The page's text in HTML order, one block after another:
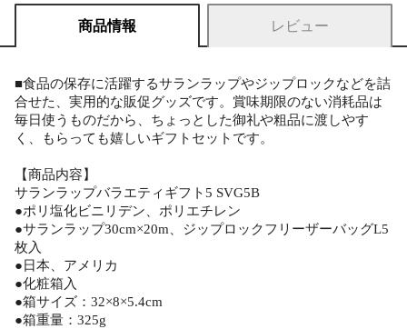
商品情報 レビュー
■食品の保存に活躍するサランラップやジップロックなどを詰
合せた、実用的な販促グッズです。賞味期限のない消耗品は
毎日使うものだから、ちょっとした御礼や粗品に渡しやす
く、もらっても嬉しいギフトセットです。
【商品内容】
サランラップバラエティギフト5 SVG5B
●ポリ塩化ビニリデン、ポリエチレン
●サランラップ30cm×20m、ジップロックフリーザーバッグL5
枚入
●日本、アメリカ
●化粧箱入
●箱サイズ：32×8×5.4cm
●箱重量：325g